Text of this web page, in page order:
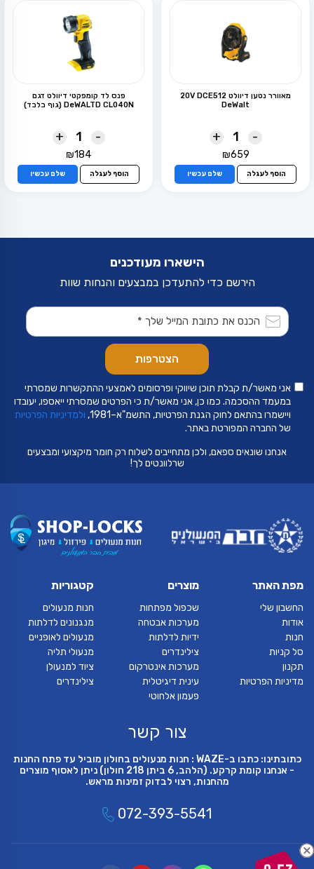
מאוורר נטען דיוולט 20V DCE512
DeWalt
-
+
₪659
הוסף לעגלה שלם עכשיו
פנס לד קומפקטי דיוולט דגם
DeWALTD CL040N (גוף בלבד)
-
+
₪184
הוסף לעגלה שלם עכשיו
הישארו מעודכנים
הירשם כדי להתעדכן במבצעים והנחות שוות
אני מאשר/ת קבלת תוכן שיווקי ופרסומים לאמצעי ההתקשרות שמסרתי
במעמד ההסכמה. כמו כן, אני מאשר/ת כי הפרטים שמסרתי ייאספו, יעובדו
ויישמרו בהתאם לחוק הגנת הפרטיות, התשמ"א–1981,
ולמדיניות הפרטיות
של החברה המפורטת באתר.
אנחנו שונאים ספאם, ולכן מתחייבים לשלוח רק חומר מיקצועי ומבצעים
שרלוונטים לך!
מפת האתר
החשבון שלי
אודות
חנות
סל קניות
תקנון
מדיניות הפרטיות
מוצרים
שכפול מפתחות
מערכות אבטחה
ידיות לדלתות
צילינדרים
מערכות אינטרקום
עינית דיגיטלית
פעמון אלחוטי
קטגוריות
חנות מנעולים
מנגנונים לדלתות
מנעולים לאופניים
מנעולי תליה
ציוד למנעולן
צילינדרים
צור קשר
כתובתינו: כתבו ב-WAZE : חנות מנעולים בחולון מוביל עד פתח החנות
- אנחנו קומת קרקע. (הלהב, 6 ביתן 218 חולון) ניתן לאסוף מוצרים
מהחנות, רצוי לבדוק זמינות מראש.
072-393-5541